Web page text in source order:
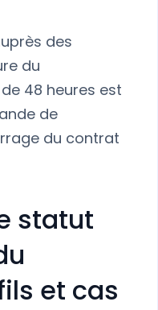
des
du
48 heures est
de
du contrat
statut
et cas